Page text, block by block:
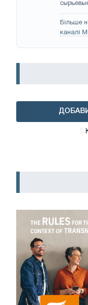
Більше
каналі